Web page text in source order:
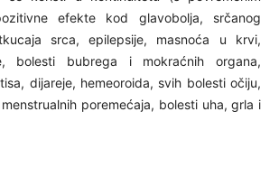
efekte kod glavobolja, srčanog
srca, epilepsije, masnoća u krvi,
bolesti bubrega i mokraćnih organa,
dijareje, hemeoroida, svih bolesti očiju,
poremećaja, bolesti uha, grla i